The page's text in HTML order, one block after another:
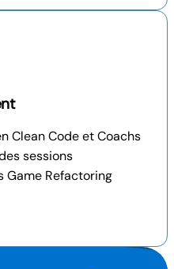
Clean Code et Coachs
sessions
Game Refactoring